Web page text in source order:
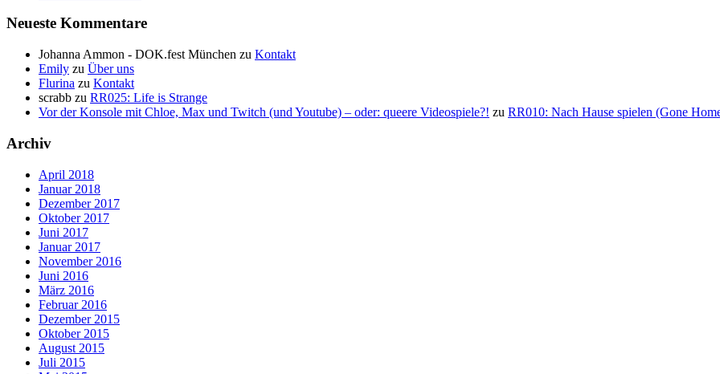
Neueste Kommentare
Johanna Ammon - DOK.fest München zu Kontakt
Emily zu Über uns
Flurina zu Kontakt
scrabb zu RR025: Life is Strange
Vor der Konsole mit Chloe, Max und Twitch (und Youtube) – oder: queere Videospiele?! zu RR010: Nach Hause spielen (Gone
Archiv
April 2018
Januar 2018
Dezember 2017
Oktober 2017
Juni 2017
Januar 2017
November 2016
Juni 2016
März 2016
Februar 2016
Dezember 2015
Oktober 2015
August 2015
Juli 2015